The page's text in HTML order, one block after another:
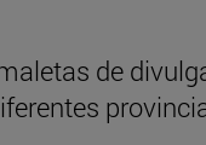
de